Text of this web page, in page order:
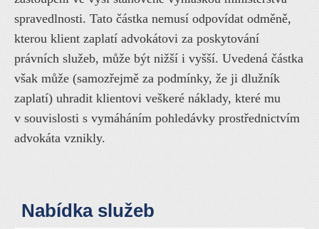
spravedlnosti. Tato částka nemusí odpovídat odměně,
kterou klient zaplatí advokátovi za poskytování
právních služeb, může být nižší i vyšší. Uvedená částka
však může (samozřejmě za podmínky, že ji dlužník
zaplatí) uhradit klientovi veškeré náklady, které mu
v souvislosti s vymáháním pohledávky prostřednictvím
advokáta vznikly.
Nabídka služeb